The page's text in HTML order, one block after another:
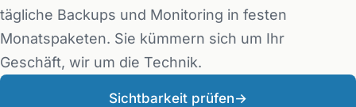
tägliche Backups und Monitoring in festen
Monatspaketen. Sie kümmern sich um Ihr
Geschäft, wir um die Technik.
Sichtbarkeit prüfen→